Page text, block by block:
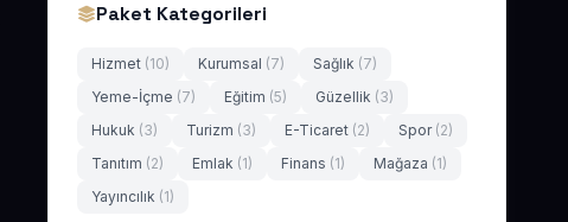
Paket Kategorileri
Hizmet (10) Kurumsal (7) Sağlık (7)
Yeme-İçme (7) Eğitim (5) Güzellik (3)
Hukuk (3) Turizm (3) E-Ticaret (2) Spor (2)
Tanıtım (2) Emlak (1) Finans (1) Mağaza (1)
Yayıncılık (1)